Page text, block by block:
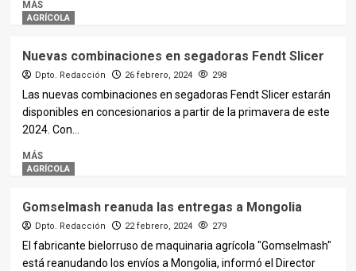
MÁS
AGRÍCOLA
Nuevas combinaciones en segadoras Fendt Slicer
Dpto. Redacción 26 febrero, 2024 298
Las nuevas combinaciones en segadoras Fendt Slicer estarán
disponibles en concesionarios a partir de la primavera de este
2024. Con...
MÁS
AGRÍCOLA
Gomselmash reanuda las entregas a Mongolia
Dpto. Redacción 22 febrero, 2024 279
El fabricante bielorruso de maquinaria agrícola "Gomselmash"
está reanudando los envíos a Mongolia, informó el Director